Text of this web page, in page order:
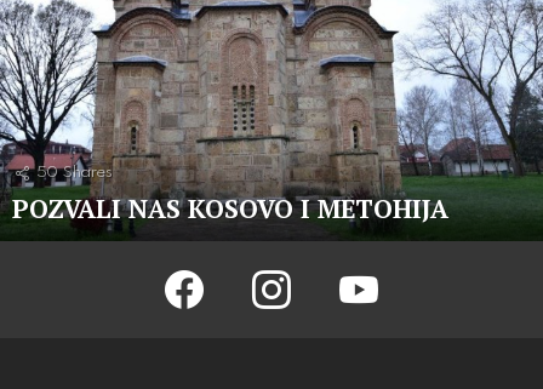
50 Shares
POZVALI NAS KOSOVO I METOHIJA
facebook instagram youtube